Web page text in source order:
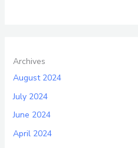
Archives
August 2024
July 2024
June 2024
April 2024